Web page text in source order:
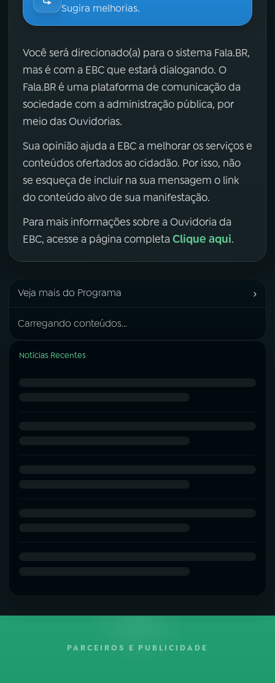
Sugira melhorias.
Você será direcionado(a) para o sistema Fala.BR,
mas é com a EBC que estará dialogando. O
Fala.BR é uma plataforma de comunicação da
sociedade com a administração pública, por
meio das Ouvidorias.
Sua opinião ajuda a EBC a melhorar os serviços e
conteúdos ofertados ao cidadão. Por isso, não
se esqueça de incluir na sua mensagem o link
do conteúdo alvo de sua manifestação.
Para mais informações sobre a Ouvidoria da
EBC, acesse a página completa Clique aqui.
Veja mais do Programa ›
Carregando conteúdos...
Notícias Recentes
PARCEIROS E PUBLICIDADE